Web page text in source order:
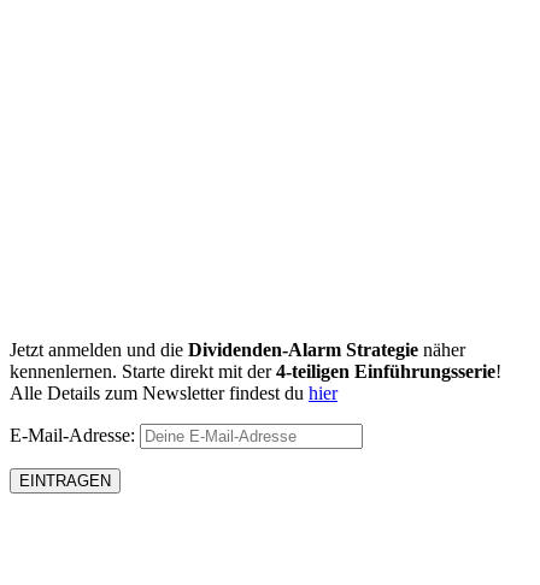
Jetzt anmelden und die Dividenden-Alarm Strategie näher
kennenlernen. Starte direkt mit der4-teiligen Einführungsserie!
Alle Details zum Newsletter findest du hier
E-Mail-Adresse: